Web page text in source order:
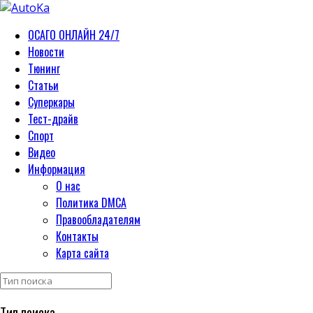
ОСАГО ОНЛАЙН 24/7
Новости
Тюнинг
Статьи
Суперкары
Тест-драйв
Спорт
Видео
Информация
О нас
Политика DMCA
Правообладателям
Контакты
Карта сайта